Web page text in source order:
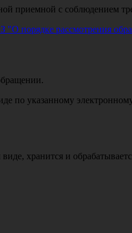
приемной с соблюдением
"О порядке рассмотрения
по указанному
хранится и